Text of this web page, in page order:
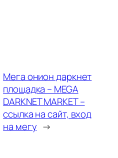
Мега онион даркнет
площадка – MEGA
DARKNET MARKET –
ссылка на сайт, вход
на мегу →